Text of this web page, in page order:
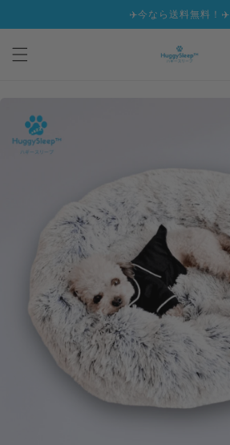
に進む
✈️今なら送料無料！✈️